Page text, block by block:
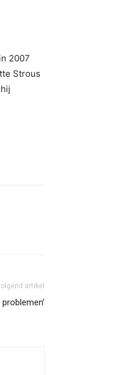
2007
Strous
artikel